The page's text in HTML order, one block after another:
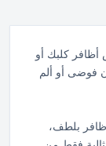
أظافر كلبك أو
فوضى أو ألم
بلطف،